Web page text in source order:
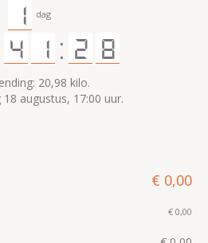
1 dag
4 1 : 2 7
8
20,98 kilo.
augustus, 17:00 uur.
€ 0,00
€ 0,00